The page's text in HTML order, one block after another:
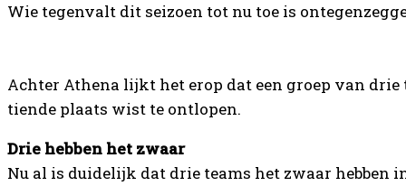
Wie tegenvalt dit seizoen tot nu toe is
Achter Athena lijkt het erop dat een groep van drie
tiende plaats wist te ontlopen.
Drie hebben het zwaar
Nu al is duidelijk dat drie teams het zwaar hebben